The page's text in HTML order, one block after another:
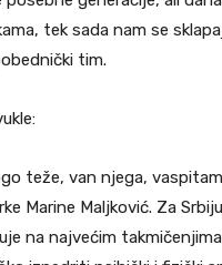
tek sada nam se
tim.
teže, van njega,
Marine Maljković. Za
na najvećim